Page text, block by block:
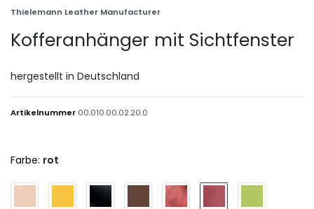
Thielemann Leather Manufacturer
Kofferanhänger mit Sichtfenster
hergestellt in Deutschland
Artikelnummer 00.010.00.02.20.0
Farbe: rot